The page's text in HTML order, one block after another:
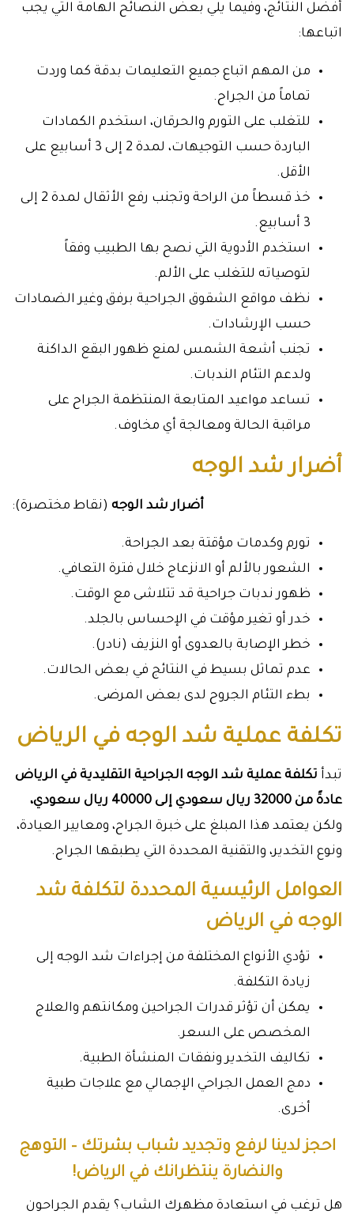
أفضل النتائج، وفيما يلي بعض النصائح الهامة التي يجب
اتباعها:
من المهم اتباع جميع التعليمات بدقة كما وردت
تماماً من الجراح.
للتغلب على التورم والحرقان، استخدم الكمادات
الباردة حسب التوجيهات، لمدة 2 إلى 3 أسابيع على
الأقل.
خذ قسطاً من الراحة وتجنب رفع الأثقال لمدة 2 إلى
3 أسابيع.
استخدم الأدوية التي نصح بها الطبيب وفقاً
لتوصياته للتغلب على الألم.
نظف مواقع الشقوق الجراحية برفق وغير الضمادات
حسب الإرشادات.
تجنب أشعة الشمس لمنع ظهور البقع الداكنة
ولدعم التئام الندبات.
تساعد مواعيد المتابعة المنتظمة الجراح على
مراقبة الحالة ومعالجة أي مخاوف.
أضرار شد الوجه
أضرار شد الوجه (نقاط مختصرة):
تورم وكدمات مؤقتة بعد الجراحة.
الشعور بالألم أو الانزعاج خلال فترة التعافي.
ظهور ندبات جراحية قد تتلاشى مع الوقت.
خدر أو تغير مؤقت في الإحساس بالجلد.
خطر الإصابة بالعدوى أو النزيف (نادر).
عدم تماثل بسيط في النتائج في بعض الحالات.
بطء التئام الجروح لدى بعض المرضى.
تكلفة عملية شد الوجه في الرياض
تبدأ تكلفة عملية شد الوجه الجراحية التقليدية في الرياض
عادةً من 32000 ريال سعودي إلى 40000 ريال سعودي،
ولكن يعتمد هذا المبلغ على خبرة الجراح، ومعايير العيادة،
ونوع التخدير، والتقنية المحددة التي يطبقها الجراح.
العوامل الرئيسية المحددة لتكلفة شد
الوجه في الرياض
تؤدي الأنواع المختلفة من إجراءات شد الوجه إلى
زيادة التكلفة.
يمكن أن تؤثر قدرات الجراحين ومكانتهم والعلاج
المخصص على السعر.
تكاليف التخدير ونفقات المنشأة الطبية.
دمج العمل الجراحي الإجمالي مع علاجات طبية
أخرى.
احجز لدينا لرفع وتجديد شباب بشرتك – التوهج
والنضارة ينتظرانك في الرياض!
هل ترغب في استعادة مظهرك الشاب؟ يقدم الجراحون